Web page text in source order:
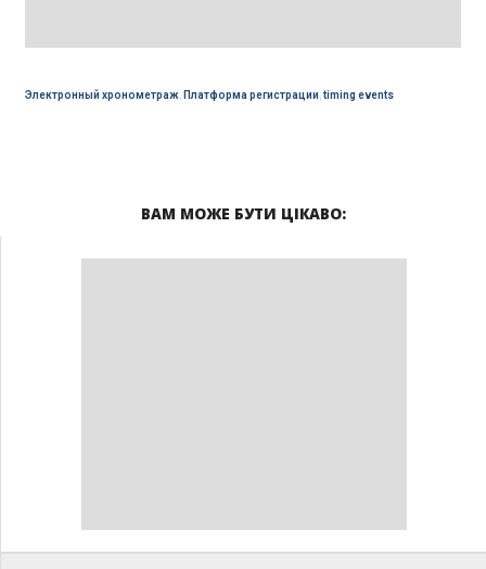
Электронный хронометраж, Платформа регистрации timing events
ВАМ МОЖЕ БУТИ ЦІКАВО: